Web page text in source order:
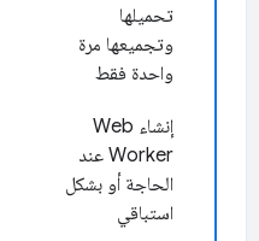
تحميلها
وتجميعها مرة
واحدة فقط
إنشاء Web
Worker عند
الحاجة أو بشكل
استباقي